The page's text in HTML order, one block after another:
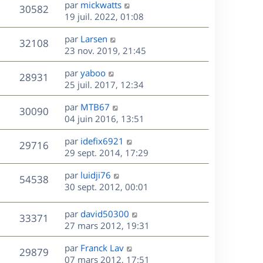
e
s
n
i
e
r
m
e
s
s
a
g
e
30582V
u
e
D
e
r
n
i
e
r
m
e
s
s
a
g
e
par mickwatts
19 juil. 2022, 01:08
32108V
u
s
D
e
r
n
i
e
r
m
e
s
s
a
g
e
par Larsen
23 nov. 2019, 21:45
28931
u
D
e
r
n
i
e
r
m
e
s
s
a
g
e
par yaboo
25 juil. 2017, 12:34
30090V
u
e
s
D
e
r
n
i
e
r
m
e
s
s
a
g
e
par MTB67
04 juin 2016, 13:51
29716V
u
e
D
e
r
n
i
e
r
m
e
s
s
par idefix6921
29 sept. 2014, 17:29
54538V
u
D
e
n
i
e
r
m
par luidji76
30 sept. 2012, 00:01
33371
u
D
e
r
n
i
par david50300
27 mars 2012, 19:31
29879V
D
e
par Franck Lav
07 mars 2012, 17:51